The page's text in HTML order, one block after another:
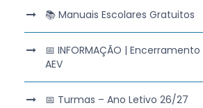
📚 Manuais Escolares Gratuitos
📅 INFORMAÇÃO |
AEV
📅 Turmas – Ano Letivo 26/27